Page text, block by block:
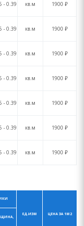
- 0.39 кв.м 1900 ₽
- 0.39 кв.м 1900 ₽
- 0.39 кв.м 1900 ₽
- 0.39 кв.м 1900 ₽
- 0.39 кв.м 1900 ₽
- 0.39 кв.м 1900 ₽
- 0.39 кв.м 1900 ₽
ЕД.ИЗМ ЦЕНА ЗА 1М2